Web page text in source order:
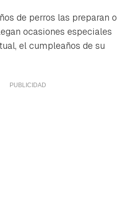
de perros las preparan o
ocasiones especiales
el cumpleaños de su